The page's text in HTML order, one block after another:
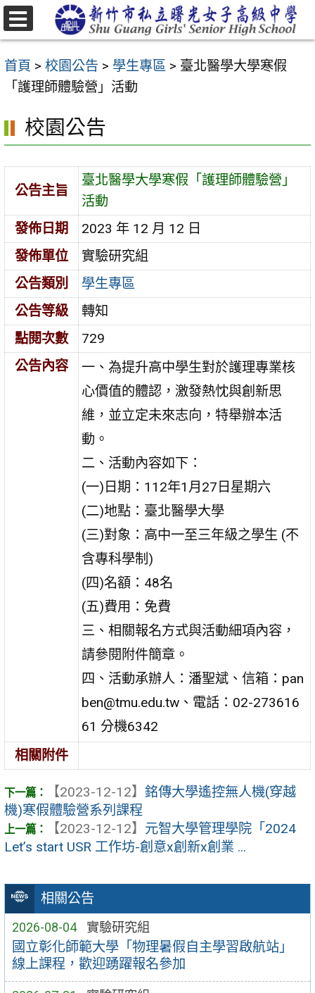
跳
至
要
區
首頁 > 校園公告 > 學生專區 > 臺北醫學大學寒假
「護理師體驗營」活動
相關公告
2026-08-04 實驗研究組
國立彰化師範大學「物理暑假自主學習啟航站」
線上課程，歡迎踴躍報名參加
校園公告
公告主旨
臺北醫學大學寒假「護理師體驗營」
活動
發佈日期
2023 年 12 月 12 日
發佈單位
實驗研究組
公告類別
學生專區
公告等級
轉知
點閱次數
729
公告內容
一、為提升高中學生對於護理專業核
心價值的體認，激發熱忱與創新思
維，並立定未來志向，特舉辦本活
動。
二、活動內容如下：
(一)日期：112年1月27日星期六
(二)地點：臺北醫學大學
(三)對象：高中一至三年級之學生 (不
含專科學制)
(四)名額：48名
(五)費用：免費
三、相關報名方式與活動細項內容，
請參閱附件簡章。
四、活動承辦人：潘聖斌、信箱：pan
ben@tmu.edu.tw、電話：02-273616
61 分機6342
相關附件
【2023-12-12】 銘傳大學遙控無人機(穿越
機)寒假體驗營系列課程
【2023-12-12】 元智大學管理學院「2024
Let’s start USR 工作坊-創意x創新x創業 ...
選
單